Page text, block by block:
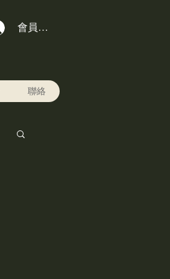
會員登入
聯絡